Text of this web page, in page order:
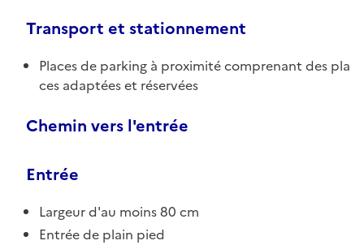
Transport et stationnement
Places de parking à proximité comprenant des pla
ces adaptées et réservées
Chemin vers l'entrée
Entrée
Largeur d'au moins 80 cm
Entrée de plain pied